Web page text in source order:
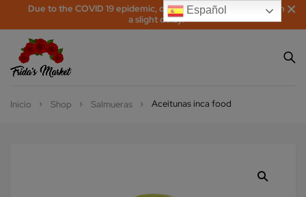
Due to the COVID 19 epidemic, orders may be processed with
a slight delay!
Inicio Shop Salmueras Aceitunas inca food
Español